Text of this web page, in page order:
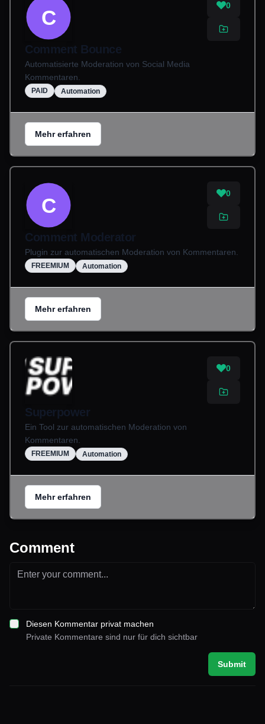
C
0
Comment Bounce
Automatisierte Moderation von Social Media
Kommentaren.
PAID Automation
Mehr erfahren
C
0
Comment Moderator
Plugin zur automatischen Moderation von Kommentaren.
FREEMIUM Automation
Mehr erfahren
0
Superpower
Ein Tool zur automatischen Moderation von
Kommentaren.
FREEMIUM Automation
Mehr erfahren
Comment
Diesen Kommentar privat machen
Private Kommentare sind nur für dich sichtbar
Submit